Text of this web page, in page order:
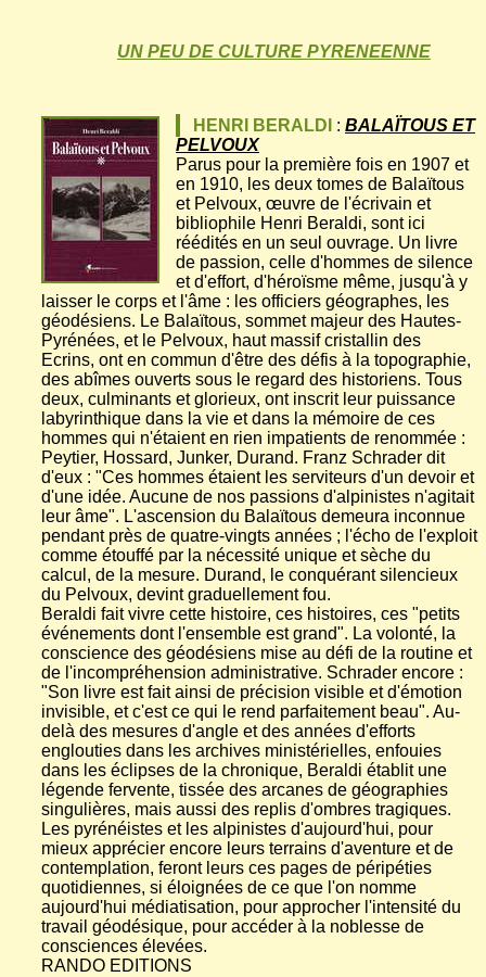
UN PEU DE CULTURE PYRENEENNE
HENRI BERALDI : BALAÏTOUS ET
PELVOUX
Parus pour la première fois en 1907 et
en 1910, les deux tomes de Balaïtous
et Pelvoux, œuvre de l'écrivain et
bibliophile Henri Beraldi, sont ici
réédités en un seul ouvrage. Un livre
de passion, celle d'hommes de silence
et d'effort, d'héroïsme même, jusqu'à y
laisser le corps et l'âme : les officiers géographes, les
géodésiens. Le Balaïtous, sommet majeur des Hautes-
Pyrénées, et le Pelvoux, haut massif cristallin des
Ecrins, ont en commun d'être des défis à la topographie,
des abîmes ouverts sous le regard des historiens. Tous
deux, culminants et glorieux, ont inscrit leur puissance
labyrinthique dans la vie et dans la mémoire de ces
hommes qui n'étaient en rien impatients de renommée :
Peytier, Hossard, Junker, Durand. Franz Schrader dit
d'eux : "Ces hommes étaient les serviteurs d'un devoir et
d'une idée. Aucune de nos passions d'alpinistes n'agitait
leur âme". L'ascension du Balaïtous demeura inconnue
pendant près de quatre-vingts années ; l'écho de l'exploit
comme étouffé par la nécessité unique et sèche du
calcul, de la mesure. Durand, le conquérant silencieux
du Pelvoux, devint graduellement fou.
Beraldi fait vivre cette histoire, ces histoires, ces "petits
événements dont l'ensemble est grand". La volonté, la
conscience des géodésiens mise au défi de la routine et
de l'incompréhension administrative. Schrader encore :
"Son livre est fait ainsi de précision visible et d'émotion
invisible, et c'est ce qui le rend parfaitement beau". Au-
delà des mesures d'angle et des années d'efforts
englouties dans les archives ministérielles, enfouies
dans les éclipses de la chronique, Beraldi établit une
légende fervente, tissée des arcanes de géographies
singulières, mais aussi des replis d'ombres tragiques.
Les pyrénéistes et les alpinistes d'aujourd'hui, pour
mieux apprécier encore leurs terrains d'aventure et de
contemplation, feront leurs ces pages de péripéties
quotidiennes, si éloignées de ce que l'on nomme
aujourd'hui médiatisation, pour approcher l'intensité du
travail géodésique, pour accéder à la noblesse de
consciences élevées.
RANDO EDITIONS